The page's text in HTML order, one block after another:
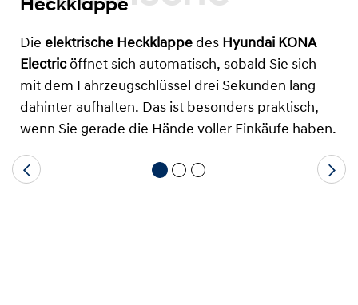
Die elektrische Heckklappe des Hyundai KONA
Electric öffnet sich automatisch, sobald Sie sich
mit dem Fahrzeugschlüssel drei Sekunden lang
dahinter aufhalten. Das ist besonders praktisch,
wenn Sie gerade die Hände voller Einkäufe haben.